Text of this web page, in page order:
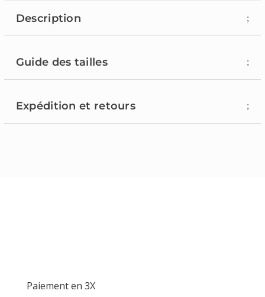
Description
Guide des tailles
Expédition et retours
Paiement en 3X